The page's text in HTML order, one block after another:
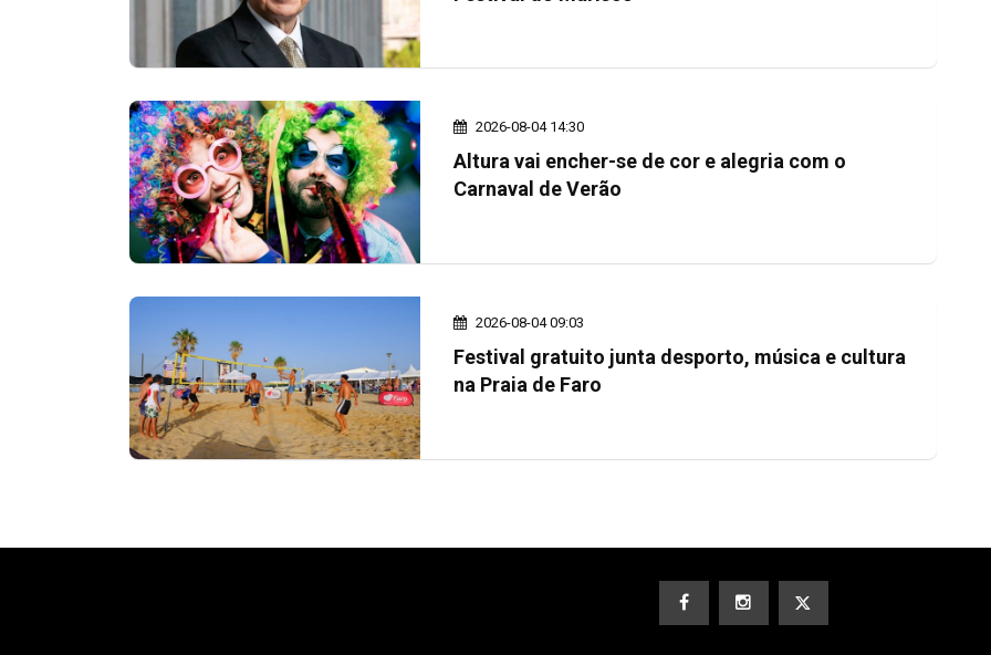
2026-08-04 14:30
Altura vai encher-se de cor e alegria com o
Carnaval de Verão
2026-08-04 09:03
Festival gratuito junta desporto, música e cultura
na Praia de Faro